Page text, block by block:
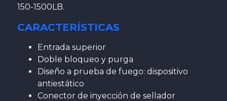
150-1500LB.
CARACTERÍSTICAS
Entrada superior
Doble bloqueo y purga
Diseño a prueba de fuego: dispositivo
antiestático
Conector de inyección de sellador